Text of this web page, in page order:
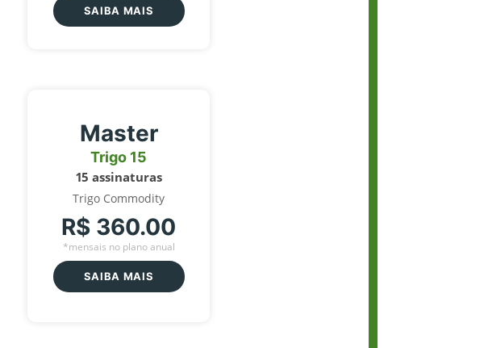
SAIBA MAIS
Master
Trigo 15
15 assinaturas
Trigo Commodity
R$ 360.00
*mensais no plano anual
SAIBA MAIS